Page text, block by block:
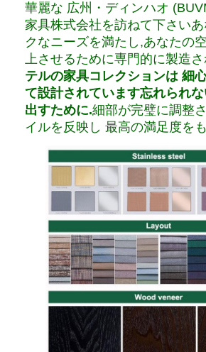
華麗な 広州・ディンハオ
家具株式会社を訪ねて下さい
クなニーズを満たし,あなたの
上させるために専門的に製造
テルの家具コレクションは 細
て設計されています忘れられ
出すために.細部が完璧に調整
イルを反映し 最高の満足度を